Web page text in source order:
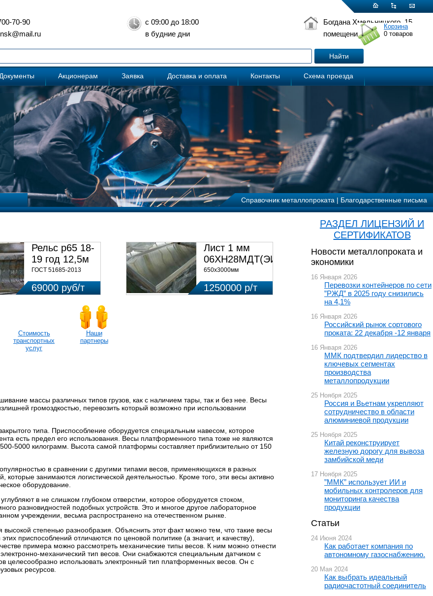
70-90
с 09:00 до 18:00
в будние дни
Богдана Хмельницкого, 15
помещение 5
Документы Акционерам Заявка Доставка и оплата Контакты Схема проезда
Справочник металлопроката|Благодарственные письма
РАЗДЕЛ ЛИЦЕНЗИЙ И
СЕРТИФИКАТОВ
Новости металлопроката и
экономики
16 Января 2026
Перевозки контейнеров по сети
”РЖД” в 2025 году снизились
на 4,1%
16 Января 2026
Российский рынок сортового
проката: 22 декабря -12 января
16 Января 2026
ММК подтвердил лидерство в
ключевых сегментах
производства
металлопродукции
25 Ноября 2025
Россия и Вьетнам укрепляют
сотрудничество в области
алюминиевой продукции
25 Ноября 2025
Китай реконструирует
железную дорогу для вывоза
замбийской меди
17 Ноября 2025
”ММК” использует ИИ и
мобильных контролеров для
мониторинга качества
продукции
Статьи
24 Июня 2024
Как работает компания по
автономному газоснабжению.
20 Мая 2024
Как выбрать идеальный
радиочастотный соединитель
Рельс р65 18-
19 год 12,5м
ГОСТ 51685-2013
69000 руб/т
Лист 1 мм
06ХН28МДТ(ЭИ-943)
650х3000мм
1250000 р/т
Стоимость
транспортных
услуг
Наши
партнеры
массы различных типов грузов, как с наличием тары, так и без нее. Весы
громоздкостью, перевозить который возможно при использовании
типа. Приспособление оборудуется специальным навесом, которое
есть предел его использования. Весы платформенного типа тоже не являются
5000 килограмм. Высота самой платформы составляет приблизительно от 150
в сравнении с другими типами весов, применяющихся в разных
занимаются логистической деятельностью. Кроме того, эти весы активно
оборудование.
в не слишком глубоком отверстии, которое оборудуется стоком,
разновидностей подобных устройств. Это и многое другое лабораторное
учреждении, весьма распространено на отечественном рынке.
степенью разнообразия. Объяснить этот факт можно тем, что такие весы
приспособлений отличаются по ценовой политике (а значит, и качеству),
примера можно рассмотреть механические типы весов. К ним можно отнести
механический тип весов. Они снабжаются специальным датчиком с
целесообразно использовать электронный тип платформенных весов. Он с
ресурсов.
Корзина
0 товаров